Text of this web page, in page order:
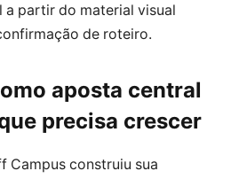
a partir do material visual
de roteiro.
aposta central
precisa crescer
Campus construiu sua